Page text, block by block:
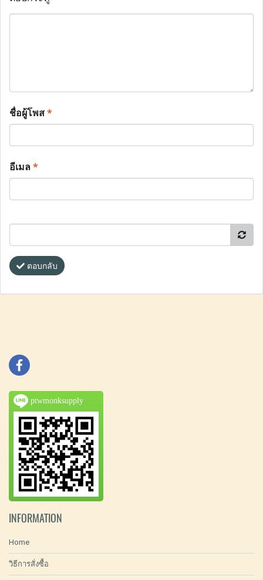
ชื่อผู้โพส*
อีเมล*
ตอบกลับ
ptwmonksupply
INFORMATION
Home
วิธีการสั่งซื้อ